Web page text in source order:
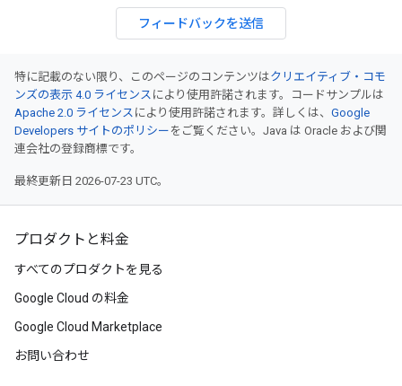
フィードバックを送信
特に記載のない限り、このページのコンテンツはクリエイティブ・コモ
ンズの表示 4.0 ライセンス により使用許諾されます。コードサンプルは
Apache 2.0 ライセンス により使用許諾されます。詳しくは、 Google
Developers サイトのポリシー をご覧ください。Java は Oracle および関
連会社の登録商標です。
最終更新日 2026-07-23 UTC。
プロダクトと料金
すべてのプロダクトを見る
Google Cloud の料金
Google Cloud Marketplace
お問い合わせ